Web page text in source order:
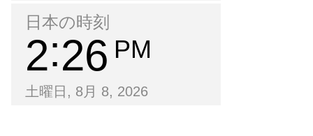
日本の時刻
2 26 PM
土曜日, 8月 8, 2026